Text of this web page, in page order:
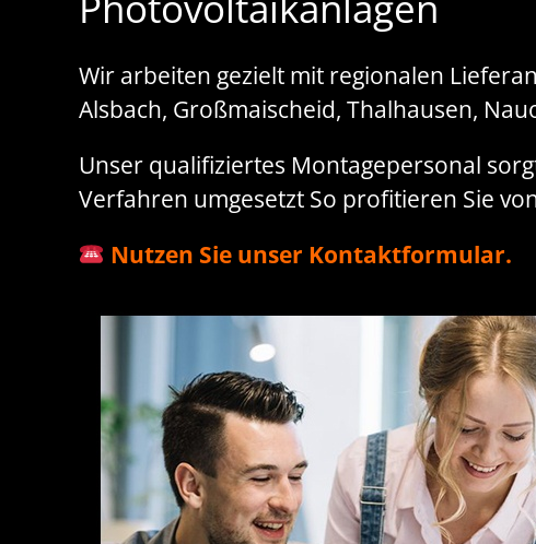
Wir arbeiten gezielt mit regionalen
Alsbach, Großmaischeid, Thalhausen,
Unser qualifiziertes Montagepersonal
Verfahren umgesetzt So profitieren Sie
Nutzen Sie unser Kontaktformular.